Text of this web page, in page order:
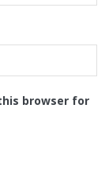
browser for